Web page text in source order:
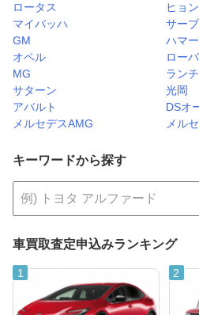
ロータス
ヒョ
マイバッハ
サーブ
GM
ハマー
オペル
ロー
MG
ラン
サターン
光岡
アバルト
DSオ
メルセデスAMG
メル
キーワードから探す
車買取査定申込みランキング